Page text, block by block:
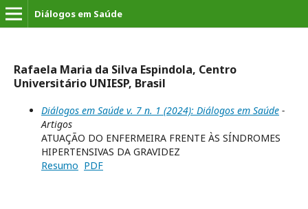
Diálogos em Saúde
Rafaela Maria da Silva Espindola, Centro
Universitário UNIESP, Brasil
Diálogos em Saúde v. 7 n. 1 (2024): Diálogos em Saúde -
Artigos
ATUAÇÃO DO ENFERMEIRA FRENTE ÀS SÍNDROMES
HIPERTENSIVAS DA GRAVIDEZ
Resumo PDF